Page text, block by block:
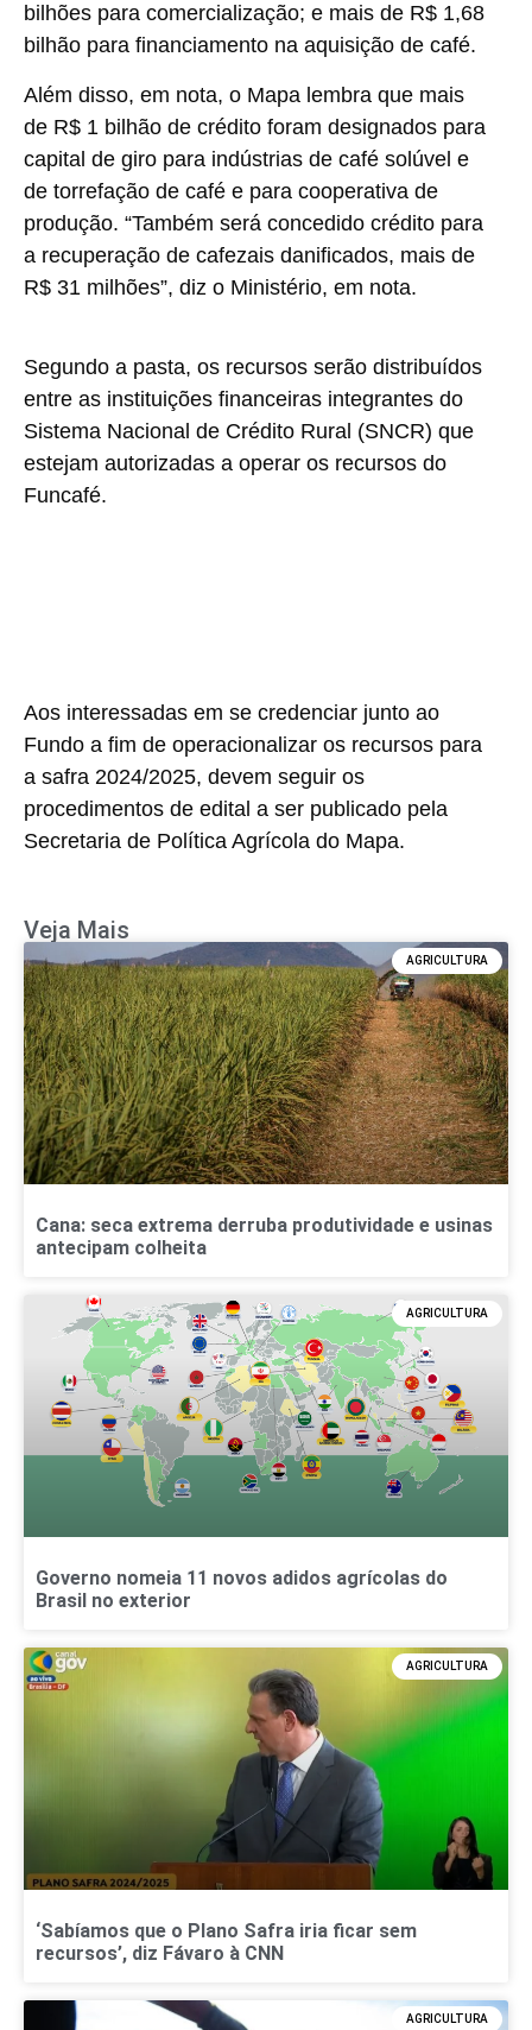
bilhões para comercialização; e mais de R$ 1,68
bilhão para financiamento na aquisição de café.
Além disso, em nota, o Mapa lembra que mais
de R$ 1 bilhão de crédito foram designados para
capital de giro para indústrias de café solúvel e
de torrefação de café e para cooperativa de
produção. “Também será concedido crédito para
a recuperação de cafezais danificados, mais de
R$ 31 milhões”, diz o Ministério, em nota.
Segundo a pasta, os recursos serão distribuídos
entre as instituições financeiras integrantes do
Sistema Nacional de Crédito Rural (SNCR) que
estejam autorizadas a operar os recursos do
Funcafé.
Aos interessadas em se credenciar junto ao
Fundo a fim de operacionalizar os recursos para
a safra 2024/2025, devem seguir os
procedimentos de edital a ser publicado pela
Secretaria de Política Agrícola do Mapa.
Veja Mais
AGRICULTURA
Cana: seca extrema derruba produtividade e usinas
antecipam colheita
AGRICULTURA
Governo nomeia 11 novos adidos agrícolas do
Brasil no exterior
AGRICULTURA
‘Sabíamos que o Plano Safra iria ficar sem
recursos’, diz Fávaro à CNN
AGRICULTURA